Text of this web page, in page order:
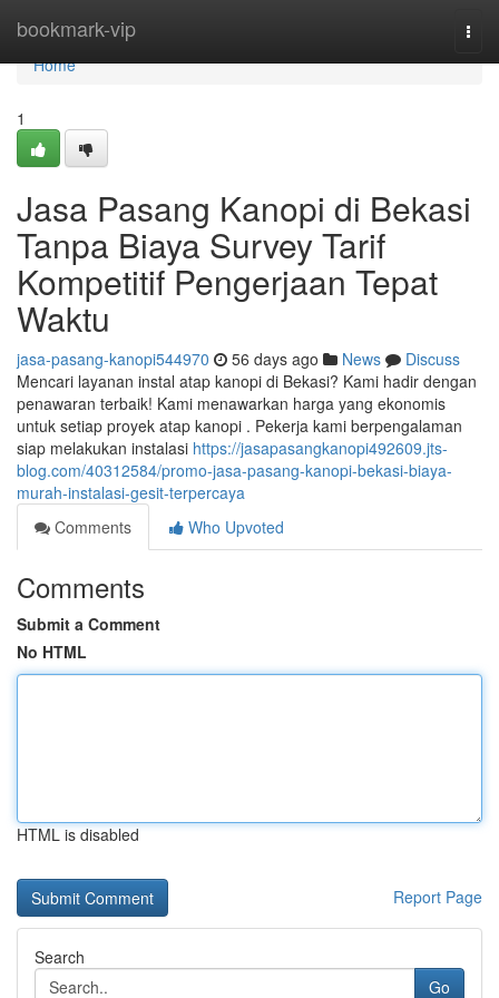
bookmark-vip
Home
Home
1
Jasa Pasang Kanopi di Bekasi
Tanpa Biaya Survey Tarif
Kompetitif Pengerjaan Tepat
Waktu
jasa-pasang-kanopi544970 56 days ago News
Discuss
Mencari layanan instal atap kanopi di Bekasi? Kami hadir dengan
penawaran terbaik! Kami menawarkan harga yang ekonomis
untuk setiap proyek atap kanopi . Pekerja kami berpengalaman
siap melakukan instalasi https://jasapasangkanopi492609.jts-
blog.com/40312584/promo-jasa-pasang-kanopi-bekasi-biaya-
murah-instalasi-gesit-terpercaya
Comments
Who Upvoted
Comments
Submit a Comment
No HTML
HTML is disabled
Report Page
Search
Go